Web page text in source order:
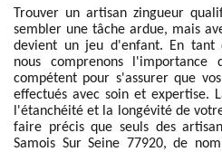
Trouver un artisan zingueur
sembler une tâche ardue, mais
devient un jeu d'enfant. En tant
nous comprenons l'importance
compétent pour s'assurer que
effectués avec soin et expertise.
l'étanchéité et la longévité de
faire précis que seuls des
Samois Sur Seine 77920, de